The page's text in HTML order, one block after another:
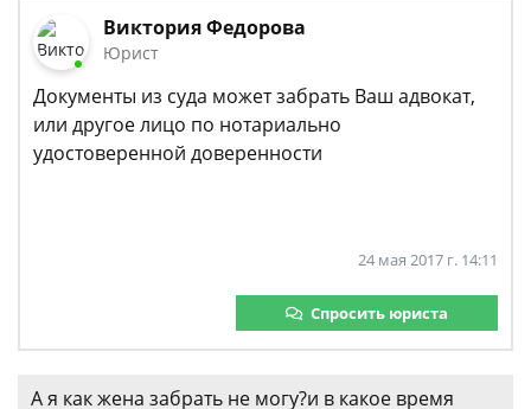
Виктория Федорова
Юрист
Документы из суда может забрать Ваш адвокат,
или другое лицо по нотариально
удостоверенной доверенности
24 мая 2017 г. 14:11
Спросить юриста
А я как жена забрать не могу?и в какое время